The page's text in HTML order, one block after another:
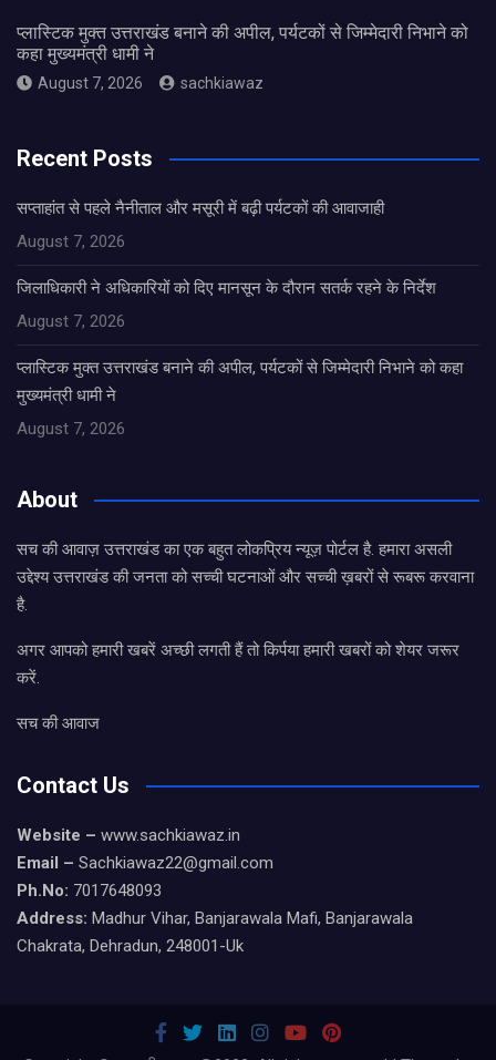
प्लास्टिक मुक्त उत्तराखंड बनाने की अपील, पर्यटकों से जिम्मेदारी निभाने को
कहा मुख्यमंत्री धामी ने
August 7, 2026 sachkiawaz
Recent Posts
सप्ताहांत से पहले नैनीताल और मसूरी में बढ़ी पर्यटकों की आवाजाही
August 7, 2026
जिलाधिकारी ने अधिकारियों को दिए मानसून के दौरान सतर्क रहने के निर्देश
August 7, 2026
प्लास्टिक मुक्त उत्तराखंड बनाने की अपील, पर्यटकों से जिम्मेदारी निभाने को कहा
मुख्यमंत्री धामी ने
August 7, 2026
About
सच की आवाज़ उत्तराखंड का एक बहुत लोकप्रिय न्यूज़ पोर्टल है. हमारा असली
उद्देश्य उत्तराखंड की जनता को सच्ची घटनाओं और सच्ची ख़बरों से रूबरू करवाना
है.
अगर आपको हमारी खबरें अच्छी लगती हैं तो किर्पया हमारी खबरों को शेयर जरूर
करें.
सच की आवाज
Contact Us
Website – www.sachkiawaz.in
Email – Sachkiawaz22@gmail.com
Ph.No: 7017648093
Address: Madhur Vihar, Banjarawala Mafi, Banjarawala
Chakrata, Dehradun, 248001-Uk